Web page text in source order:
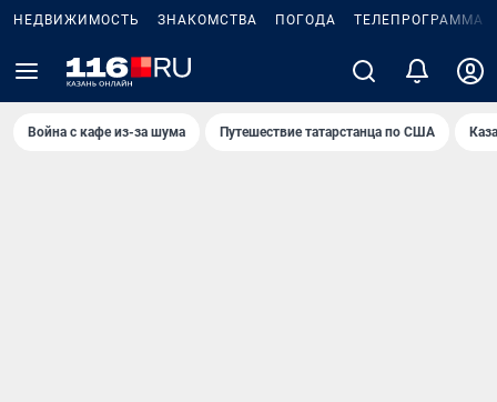
НЕДВИЖИМОСТЬ ЗНАКОМСТВА ПОГОДА ТЕЛЕПРОГРАММА
Война с кафе из-за шума Путешествие татарстанца по США